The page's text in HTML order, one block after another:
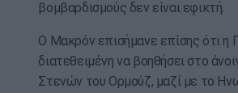
βομβαρδισμούς δεν είναι εφικτή.
Ο Μακρόν επισήμανε επίσης ότι η
διατεθειμένη να βοηθήσει στο
Στενών του Ορμούζ, μαζί με το